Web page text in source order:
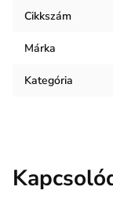
Keret anyaga
Kárpit anyaga
Cikkszám
Márka
Kategória